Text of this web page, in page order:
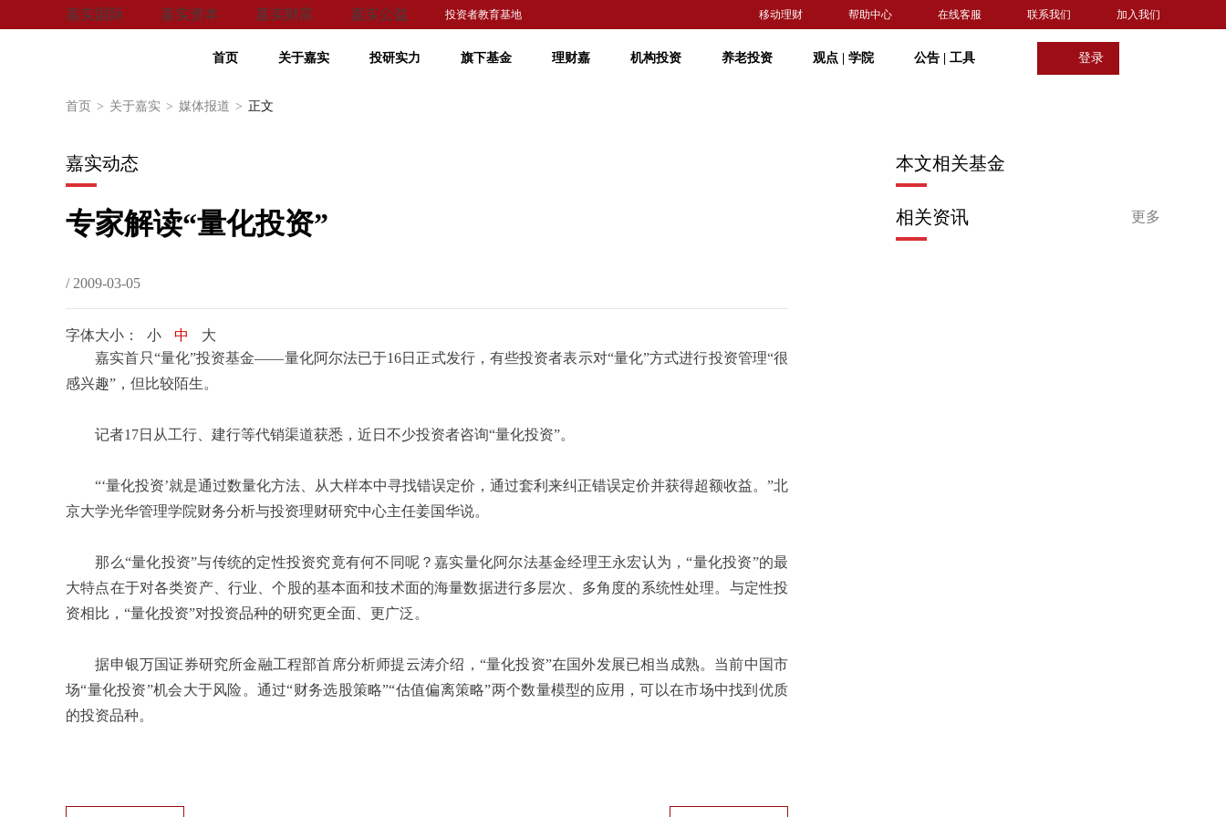
嘉实国际 嘉实资本 嘉实财富 嘉实公益 投资者教育基地 移动理财 帮助中心 在线客服 联系我们 加入我们
首页 关于嘉实 投研实力 旗下基金 理财嘉 机构投资 养老投资 观点 学院 公告 工具 登录
首页 > 关于嘉实 > 媒体报道 > 正文
本文相关基金
更多
相关资讯
嘉实动态
专家解读“量化投资”
/ 2009-03-05
字体大小： 小 中
大
嘉实首只“量化”投资基金——量化阿尔法已于16日正式发行，有些投资者表示对“量化”方式进行投资管理“很
感兴趣”，但比较陌生。
记者17日从工行、建行等代销渠道获悉，近日不少投资者咨询“量化投资”。
“‘量化投资’就是通过数量化方法、从大样本中寻找错误定价，通过套利来纠正错误定价并获得超额收益。”北
京大学光华管理学院财务分析与投资理财研究中心主任姜国华说。
那么“量化投资”与传统的定性投资究竟有何不同呢？嘉实量化阿尔法基金经理王永宏认为，“量化投资”的最
大特点在于对各类资产、行业、个股的基本面和技术面的海量数据进行多层次、多角度的系统性处理。与定性投
资相比，“量化投资”对投资品种的研究更全面、更广泛。
据申银万国证券研究所金融工程部首席分析师提云涛介绍，“量化投资”在国外发展已相当成熟。当前中国市
场“量化投资”机会大于风险。通过“财务选股策略”“估值偏离策略”两个数量模型的应用，可以在市场中找到优质
的投资品种。